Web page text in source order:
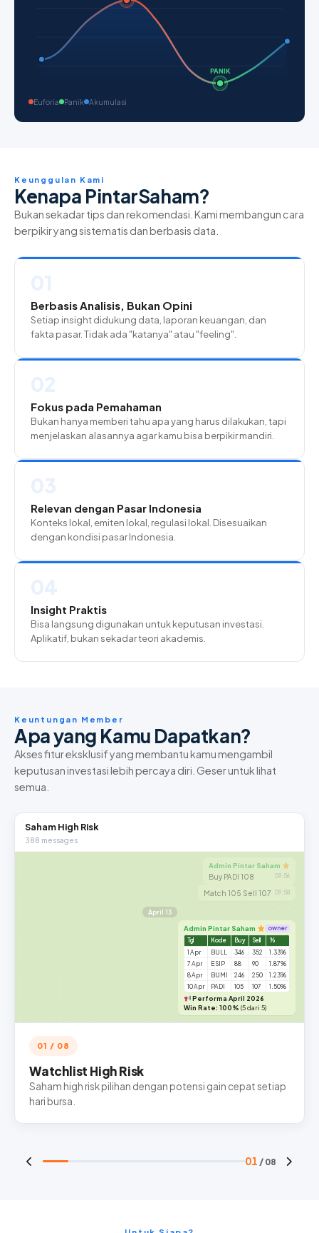
PANIK
Euforia Panik Akumulasi
Keunggulan Kami
Kenapa PintarSaham?
Bukan sekadar tips dan rekomendasi. Kami membangun cara
berpikir yang sistematis dan berbasis data.
Berbasis Analisis, Bukan Opini
Setiap insight didukung data, laporan keuangan, dan
fakta pasar. Tidak ada "katanya" atau "feeling".
Fokus pada Pemahaman
Bukan hanya memberi tahu apa yang harus dilakukan, tapi
menjelaskan alasannya agar kamu bisa berpikir mandiri.
Relevan dengan Pasar Indonesia
Konteks lokal, emiten lokal, regulasi lokal. Disesuaikan
dengan kondisi pasar Indonesia.
Insight Praktis
Bisa langsung digunakan untuk keputusan investasi.
Aplikatif, bukan sekadar teori akademis.
Keuntungan Member
Apa yang Kamu Dapatkan?
Akses fitur eksklusif yang membantu kamu mengambil
keputusan investasi lebih percaya diri. Geser untuk lihat
semua.
Saham High Risk
388 messages
Admin Pintar Saham
Buy PADI 108
09:56
Match 105 Sell 107 09:58
April 13
Admin Pintar Saham
owner
Tgl
Kode Buy Sell %
1 Apr BULL 346 352
1.33%
7 Apr
ESIP 88 90
1.87%
8 Apr
BUMI 246 250
1.23%
10 Apr
PADI 105 107
1.50%
Performa April 2026
Win Rate: 100% (5 dari 5)
01 / 08
Watchlist High Risk
Saham high risk pilihan dengan potensi gain cepat setiap
hari bursa.
01 / 08